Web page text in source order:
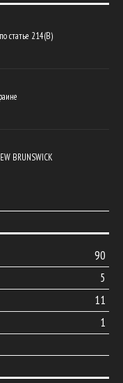
статье 214(В)
BRUNSWICK
90
5
11
1